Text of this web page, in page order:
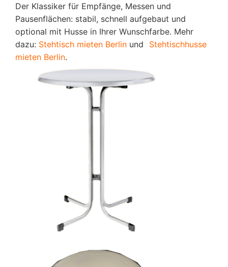
Der Klassiker für Empfänge, Messen und
Pausenflächen: stabil, schnell aufgebaut und
optional mit Husse in Ihrer Wunschfarbe. Mehr
dazu: Stehtisch mieten Berlin und
Stehtischhusse
mieten Berlin.